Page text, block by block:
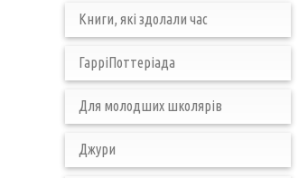
Книги, які здолали час
ГарріПоттеріада
Для молодших школярів
Джури